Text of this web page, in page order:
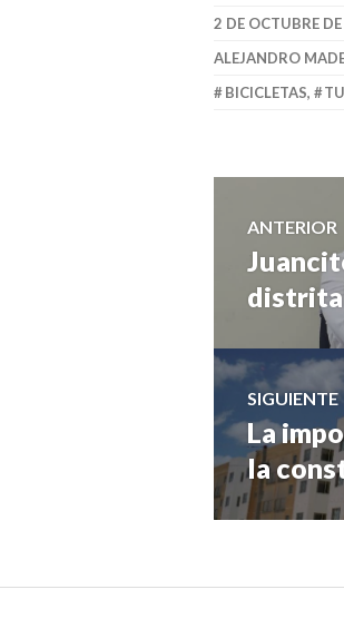
2 DE OCTUBRE
ALEJANDRO
BICICLETAS,
de
ANTERIOR
Entrada
anterior:
SIGUIENTE
Entrada
siguiente:
La
la